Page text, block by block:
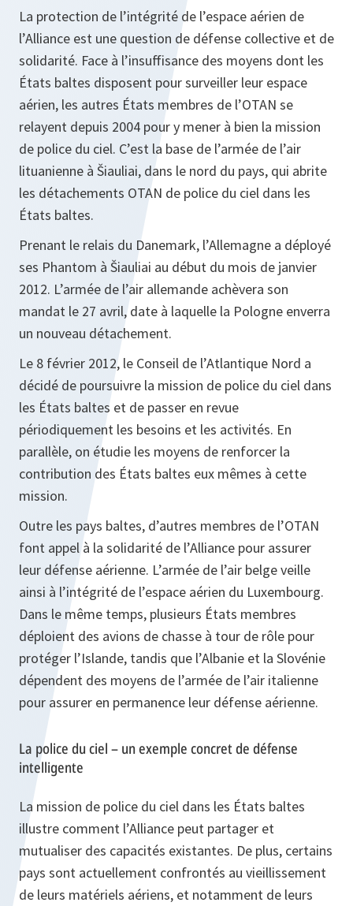
La protection de l’intégrité de l’espace aérien de
l’Alliance est une question de défense collective et de
solidarité. Face à l’insuffisance des moyens dont les
États baltes disposent pour surveiller leur espace
aérien, les autres États membres de l’OTAN se
relayent depuis 2004 pour y mener à bien la mission
de police du ciel. C’est la base de l’armée de l’air
lituanienne à Šiauliai, dans le nord du pays, qui abrite
les détachements OTAN de police du ciel dans les
États baltes.
Prenant le relais du Danemark, l’Allemagne a déployé
ses Phantom à Šiauliai au début du mois de janvier
2012. L’armée de l’air allemande achèvera son
mandat le 27 avril, date à laquelle la Pologne enverra
un nouveau détachement.
Le 8 février 2012, le Conseil de l’Atlantique Nord a
décidé de poursuivre la mission de police du ciel dans
les États baltes et de passer en revue
périodiquement les besoins et les activités. En
parallèle, on étudie les moyens de renforcer la
contribution des États baltes eux mêmes à cette
mission.
Outre les pays baltes, d’autres membres de l’OTAN
font appel à la solidarité de l’Alliance pour assurer
leur défense aérienne. L’armée de l’air belge veille
ainsi à l’intégrité de l’espace aérien du Luxembourg.
Dans le même temps, plusieurs États membres
déploient des avions de chasse à tour de rôle pour
protéger l’Islande, tandis que l’Albanie et la Slovénie
dépendent des moyens de l’armée de l’air italienne
pour assurer en permanence leur défense aérienne.
La police du ciel – un exemple concret de défense
intelligente
La mission de police du ciel dans les États baltes
illustre comment l’Alliance peut partager et
mutualiser des capacités existantes. De plus, certains
pays sont actuellement confrontés au vieillissement
de leurs matériels aériens, et notamment de leurs